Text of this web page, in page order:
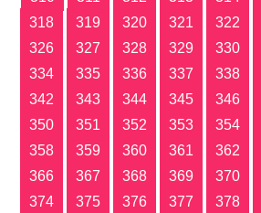
318
319 320 321 322
326
327 328 329 330
334
335 336 337 338
342
343 344 345 346
350
351 352 353 354
358
359 360 361 362
366
367 368 369 370
374
375 376 377 378